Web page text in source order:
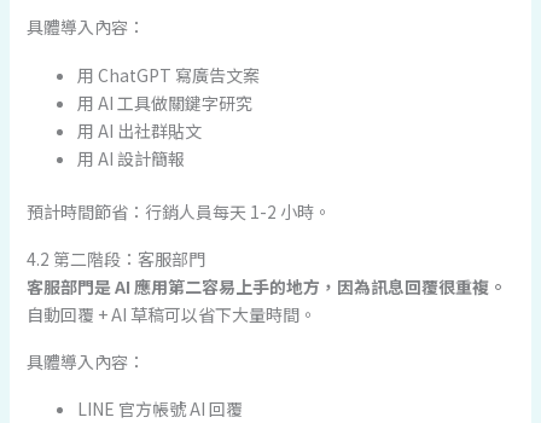
具體導入內容：
用 ChatGPT 寫廣告文案
用 AI 工具做關鍵字研究
用 AI 出社群貼文
用 AI 設計簡報
預計時間節省：行銷人員每天 1-2 小時。
4.2 第二階段：客服部門
客服部門是 AI 應用第二容易上手的地方，因為訊息回覆很重複。
自動回覆 + AI 草稿可以省下大量時間。
具體導入內容：
LINE 官方帳號 AI 回覆